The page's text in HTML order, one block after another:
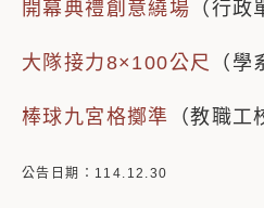
開幕典禮創意繞場 （行政
大隊接力8×100公尺 （學
棒球九宮格擲準 （教職工
公告日期：114.12.30